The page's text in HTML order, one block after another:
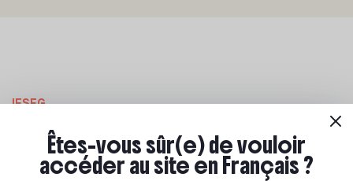
IESEG
Êtes-vous sûr(e) de vouloir
accéder au site en Français ?